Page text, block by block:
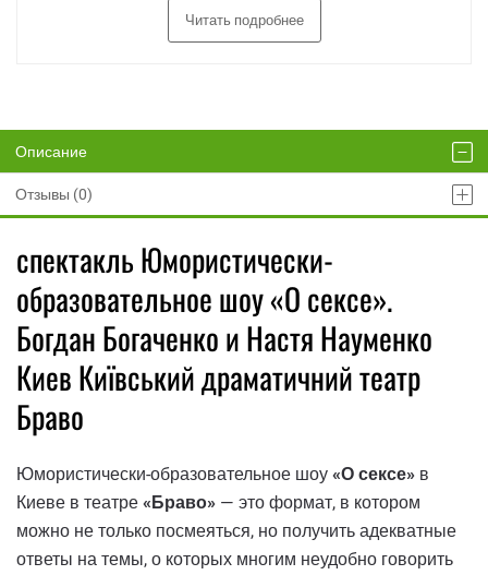
Читать подробнее
Описание
Отзывы (0)
спектакль Юмористически-
образовательное шоу «О сексе».
Богдан Богаченко и Настя Науменко
Киев Київський драматичний театр
Браво
Юмористически-образовательное шоу «О сексе» в
Киеве в театре «Браво» — это формат, в котором
можно не только посмеяться, но получить адекватные
ответы на темы, о которых многим неудобно говорить